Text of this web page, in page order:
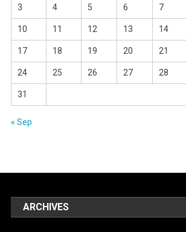
3 4 5 6 7
10 11 12 13 14
17 18 19 20 21
24 25 26 27 28
31
« Sep
ARCHIVES